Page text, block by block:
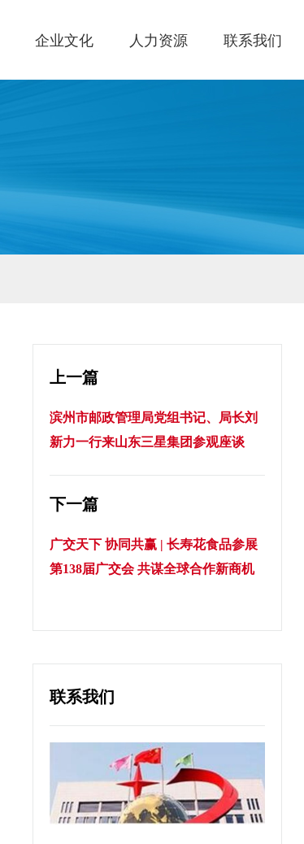
企业文化 人力资源 联系我们
上一篇
滨州市邮政管理局党组书记、局长刘
新力一行来山东三星集团参观座谈
下一篇
广交天下 协同共赢 | 长寿花食品参展
第138届广交会 共谋全球合作新商机
联系我们